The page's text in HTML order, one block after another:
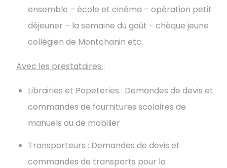
ensemble – école et cinéma – opération petit
déjeuner – la semaine du goût - chèque jeune
collégien de Montchanin etc.
Avec les prestataires :
Librairies et Papeteries : Demandes de devis et
commandes de fournitures scolaires de
manuels ou de mobilier
Transporteurs : Demandes de devis et
commandes de transports pour la